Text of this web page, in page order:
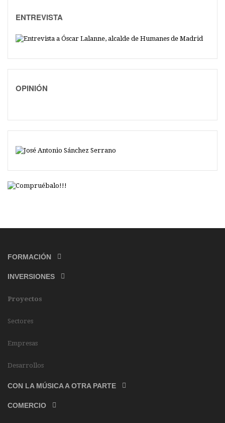
ENTREVISTA
OPINIÓN
FORMACIÓN
INVERSIONES
Proyectos
Sectores
Empresas
Desarrollos
CON LA MÚSICA A OTRA PARTE
COMERCIO